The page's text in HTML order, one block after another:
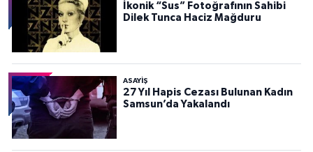
İkonik “Sus” Fotoğrafının Sahibi
Dilek Tunca Haciz Mağduru
ASAYIŞ
27 Yıl Hapis Cezası Bulunan Kadın
Samsun’da Yakalandı